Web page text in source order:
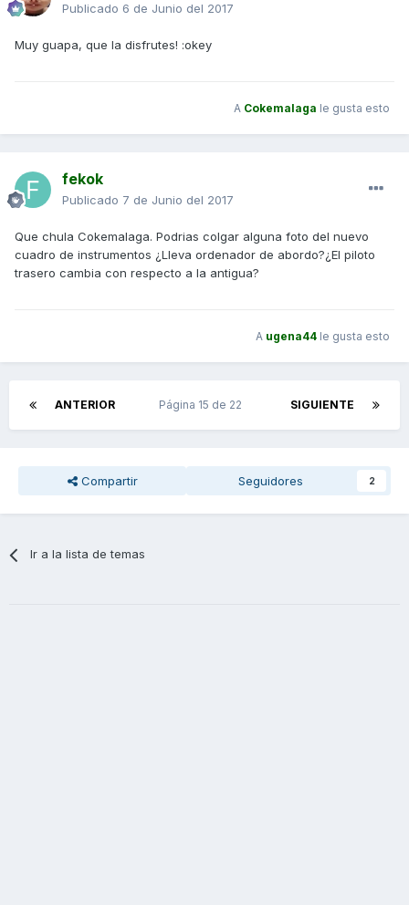
Publicado 6 de Junio del 2017
Muy guapa, que la disfrutes! :okey
A Cokemalaga le gusta esto
fekok
Publicado 7 de Junio del 2017
Que chula Cokemalaga. Podrias colgar alguna foto del nuevo
cuadro de instrumentos ¿Lleva ordenador de abordo?¿El piloto
trasero cambia con respecto a la antigua?
A ugena44 le gusta esto
ANTERIOR SIGUIENTE
Página 15 de 22
Compartir Seguidores 2
Ir a la lista de temas